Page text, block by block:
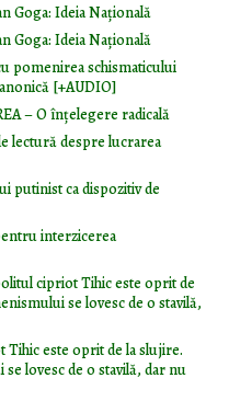
Goga: Ideia Naţională
Goga: Ideia Naţională
pomenirea schismaticului
[+AUDIO]
– O înţelegere radicală
lectură despre lucrarea
putinist ca dispozitiv de
interzicerea
cipriot Tihic este oprit de
se lovesc de o stavilă,
este oprit de la slujire.
lovesc de o stavilă, dar nu